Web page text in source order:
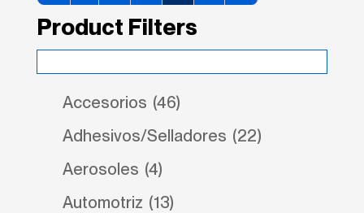
Product Filters
Accesorios (46)
Adhesivos/Selladores (22)
Aerosoles (4)
Automotriz (13)